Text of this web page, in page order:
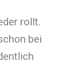
rollt.
bei